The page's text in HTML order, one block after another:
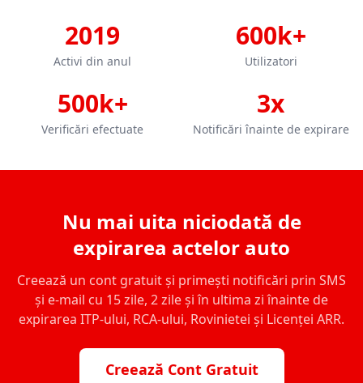
2019
Activi din anul
600k+
Utilizatori
500k+
Verificări efectuate
3x
Notificări înainte de expirare
Nu mai uita niciodată de
expirarea actelor auto
Creează un cont gratuit și primești notificări prin SMS
și e-mail cu 15 zile, 2 zile și în ultima zi înainte de
expirarea ITP-ului, RCA-ului, Rovinietei și Licenței ARR.
Creează Cont Gratuit